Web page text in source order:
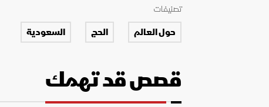
تصنيفات
حول العالم الحج السعودية
قصص قد تهمك